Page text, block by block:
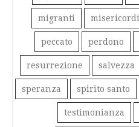
migranti
peccato perdono
resurrezione salvezza
speranza spirito santo
testimonianza